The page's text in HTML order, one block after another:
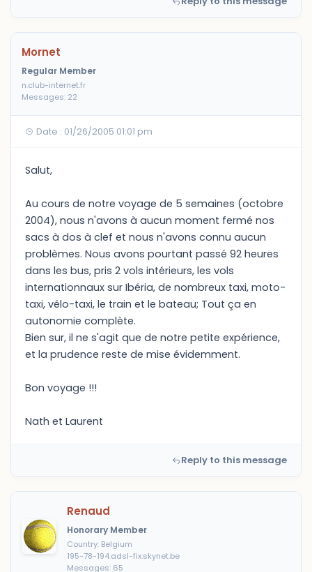
Mornet
Regular Member
n.club-internet.fr
Messages: 22
Date : 01/26/2005 01:01 pm
Salut,
Au cours de notre voyage de 5 semaines (octobre
2004), nous n'avons à aucun moment fermé nos
sacs à dos à clef et nous n'avons connu aucun
problèmes. Nous avons pourtant passé 92 heures
dans les bus, pris 2 vols intérieurs, les vols
internationnaux sur Ibéria, de nombreux taxi, moto-
taxi, vélo-taxi, le train et le bateau; Tout ça en
autonomie complète.
Bien sur, il ne s'agit que de notre petite expérience,
et la prudence reste de mise évidemment.
Bon voyage !!!
Nath et Laurent
Reply to this message
Renaud
Honorary Member
Country: Belgium
195-78-194.adsl-fix.skynet.be
Messages: 65